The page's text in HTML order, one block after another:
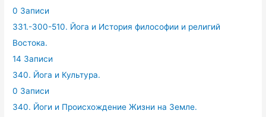
0 Записи
331.-300-510. Йога и История философии и религий
Востока.
14 Записи
340. Йога и Культура.
0 Записи
340. Йоги и Происхождение Жизни на Земле.